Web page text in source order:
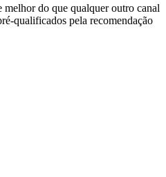
do que qualquer outro canal
qualificados pela recomendação